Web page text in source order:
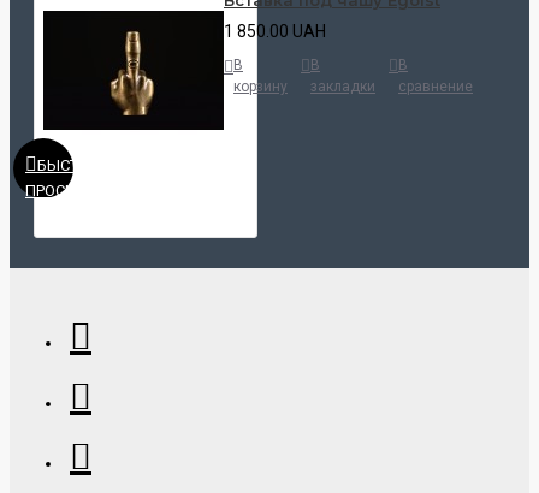
БЫСТРЫЙ
ПРОСМОТР
1 850.00 UAH
В
корзину
В
закладки
В
сравнение